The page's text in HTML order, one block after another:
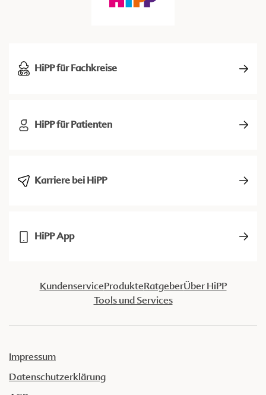
HiPP für Fachkreise
HiPP für Patienten
Karriere bei HiPP
HiPP App
KundenserviceProdukteRatgeberÜber HiPP
Tools und Services
Impressum
Datenschutzerklärung